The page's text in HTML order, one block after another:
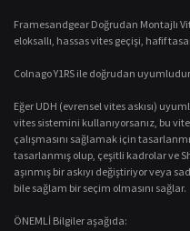
Framesandgear Doğrudan Montajlı
eloksallı, hassas vites geçişi, hafif
Colnago Y1RS ile doğrudan
Eğer UDH (evrensel vites askısı)
vites sistemini kullanıyorsanız, bu
çalışmasını sağlamak için
tasarlanmış olup, çeşitli kadrolar ve
aşınmış bir askıyı değiştiriyor veya
bile sağlam bir seçim olmasını sağlar.
ÖNEMLİ Bilgiler aşağıda: